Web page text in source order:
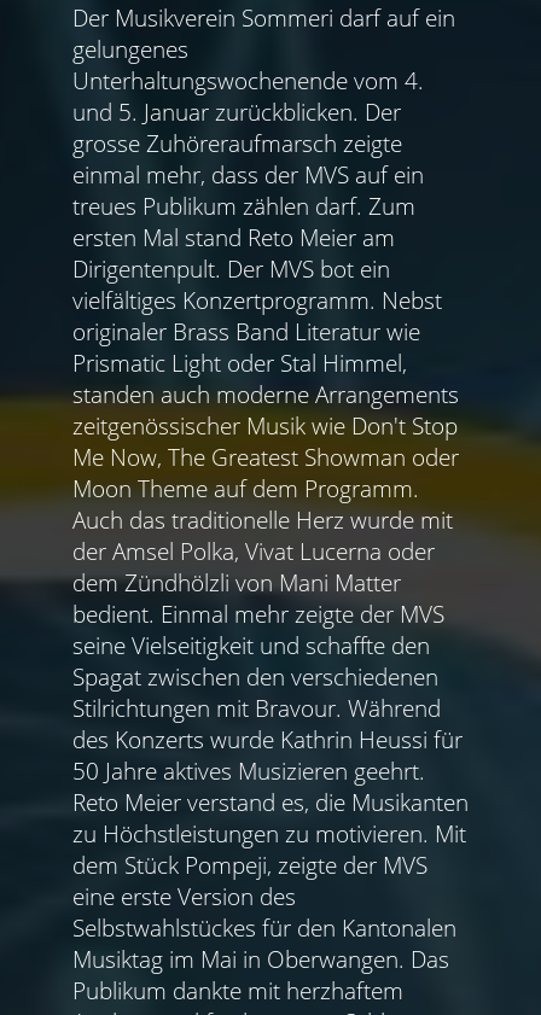
Der Musikverein Sommeri darf auf ein
gelungenes
Unterhaltungswochenende vom 4.
und 5. Januar zurückblicken. Der
grosse Zuhöreraufmarsch zeigte
einmal mehr, dass der MVS auf ein
treues Publikum zählen darf. Zum
ersten Mal stand Reto Meier am
Dirigentenpult. Der MVS bot ein
vielfältiges Konzertprogramm. Nebst
originaler Brass Band Literatur wie
Prismatic Light oder Stal Himmel,
standen auch moderne Arrangements
zeitgenössischer Musik wie Don't Stop
Me Now, The Greatest Showman oder
Moon Theme auf dem Programm.
Auch das traditionelle Herz wurde mit
der Amsel Polka, Vivat Lucerna oder
dem Zündhölzli von Mani Matter
bedient. Einmal mehr zeigte der MVS
seine Vielseitigkeit und schaffte den
Spagat zwischen den verschiedenen
Stilrichtungen mit Bravour. Während
des Konzerts wurde Kathrin Heussi für
50 Jahre aktives Musizieren geehrt.
Reto Meier verstand es, die Musikanten
zu Höchstleistungen zu motivieren. Mit
dem Stück Pompeji, zeigte der MVS
eine erste Version des
Selbstwahlstückes für den Kantonalen
Musiktag im Mai in Oberwangen. Das
Publikum dankte mit herzhaftem